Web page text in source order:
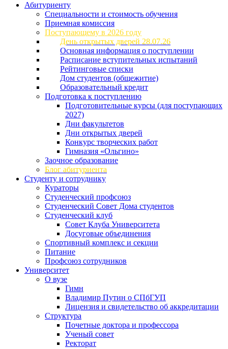
Абитуриенту
Специальности и стоимость обучения
Приемная комиссия
Поступающему в 2026 году
День открытых дверей 28.07.26
Основная информация о поступлении
Расписание вступительных испытаний
Рейтинговые списки
Дом студентов (общежитие)
Образовательный кредит
Подготовка к поступлению
Подготовительные курсы (для поступающих
2027)
Дни факультетов
Дни открытых дверей
Конкурс творческих работ
Гимназия «Ольгино»
Заочное образование
Блог абитуриента
Студенту и сотруднику
Кураторы
Студенческий профсоюз
Студенческий Совет Дома студентов
Студенческий клуб
Совет Клуба Университета
Досуговые объединения
Спортивный комплекс и секции
Питание
Профсоюз сотрудников
Университет
О вузе
Гимн
Владимир Путин о СПбГУП
Лицензия и свидетельство об аккредитации
Структура
Почетные доктора и профессора
Ученый совет
Ректорат